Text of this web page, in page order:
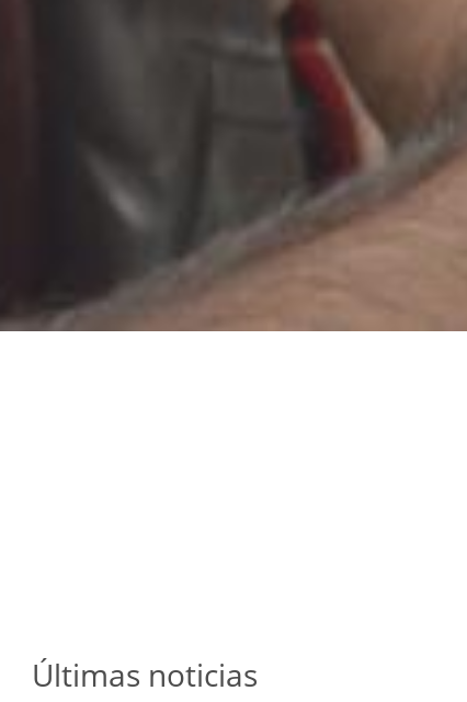
Últimas noticias